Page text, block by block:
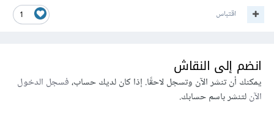
1 اقتباس
انضم إلى النقاش
يمكنك أن تنشر الآن وتسجل لاحقًا. إذا كان لديك حساب،فسجل الدخول
الآنلتنشر باسم حسابك.